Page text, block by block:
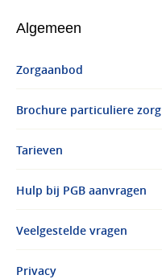
Algemeen
Zorgaanbod
Brochure particuliere zorg
Tarieven
Hulp bij PGB aanvragen
Veelgestelde vragen
Privacy